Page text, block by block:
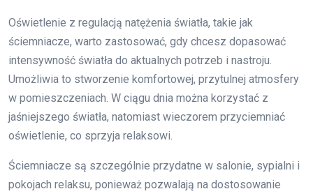
Oświetlenie z regulacją natężenia światła, takie jak
ściemniacze, warto zastosować, gdy chcesz dopasować
intensywność światła do aktualnych potrzeb i nastroju.
Umożliwia to stworzenie komfortowej, przytulnej atmosfery
w pomieszczeniach. W ciągu dnia można korzystać z
jaśniejszego światła, natomiast wieczorem przyciemniać
oświetlenie, co sprzyja relaksowi.
Ściemniacze są szczególnie przydatne w salonie, sypialni i
pokojach relaksu, ponieważ pozwalają na dostosowanie